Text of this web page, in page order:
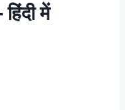
में